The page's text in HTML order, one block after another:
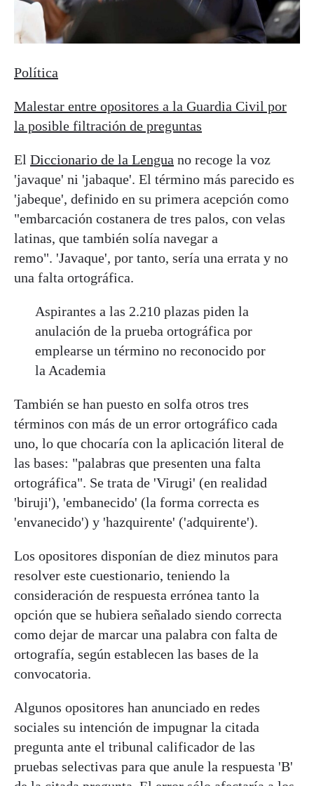
Política
Malestar entre opositores a la Guardia Civil por
la posible filtración de preguntas
El Diccionario de la Lengua no recoge la voz
'javaque' ni 'jabaque'. El término más parecido es
'jabeque', definido en su primera acepción como
"embarcación costanera de tres palos, con velas
latinas, que también solía navegar a
remo". 'Javaque', por tanto, sería una errata y no
una falta ortográfica.
Aspirantes a las 2.210 plazas piden la
anulación de la prueba ortográfica por
emplearse un término no reconocido por
la Academia
También se han puesto en solfa otros tres
términos con más de un error ortográfico cada
uno, lo que chocaría con la aplicación literal de
las bases: "palabras que presenten una falta
ortográfica". Se trata de 'Virugi' (en realidad
'biruji'), 'embanecido' (la forma correcta es
'envanecido') y 'hazquirente' ('adquirente').
Los opositores disponían de diez minutos para
resolver este cuestionario, teniendo la
consideración de respuesta errónea tanto la
opción que se hubiera señalado siendo correcta
como dejar de marcar una palabra con falta de
ortografía, según establecen las bases de la
convocatoria.
Algunos opositores han anunciado en redes
sociales su intención de impugnar la citada
pregunta ante el tribunal calificador de las
pruebas selectivas para que anule la respuesta 'B'